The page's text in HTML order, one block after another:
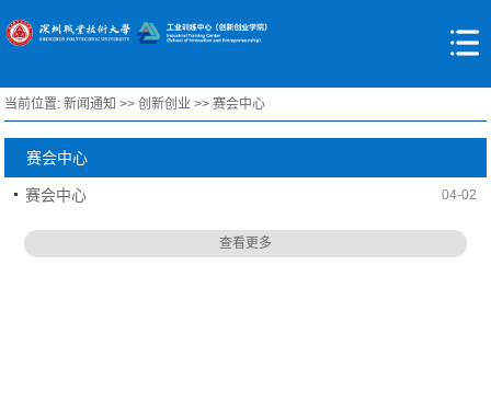
当前位置:新闻通知 >>创新创业 >>赛会中心
赛会中心
赛会中心 04-02
查看更多